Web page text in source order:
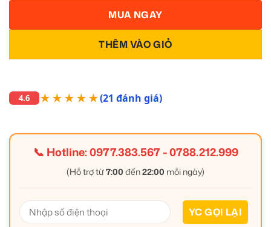
THÊM VÀO GIỎ
MUA NGAY
4.6 ★★★★★(21 đánh giá)
📞 Hotline:0977.383.567-0788.212.999
(Hỗ trợ từ7:00 đến22:00 mỗi ngày)